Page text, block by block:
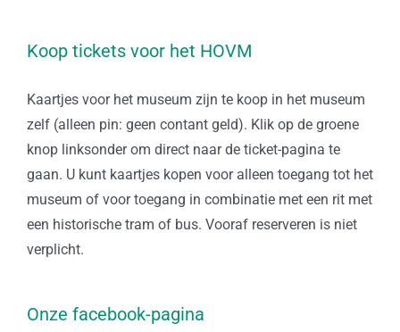
Koop tickets voor het HOVM
Kaartjes voor het museum zijn te koop in het museum
zelf (alleen pin: geen contant geld). Klik op de groene
knop linksonder om direct naar de ticket-pagina te
gaan. U kunt kaartjes kopen voor alleen toegang tot het
museum of voor toegang in combinatie met een rit met
een historische tram of bus. Vooraf reserveren is niet
verplicht.
Onze facebook-pagina